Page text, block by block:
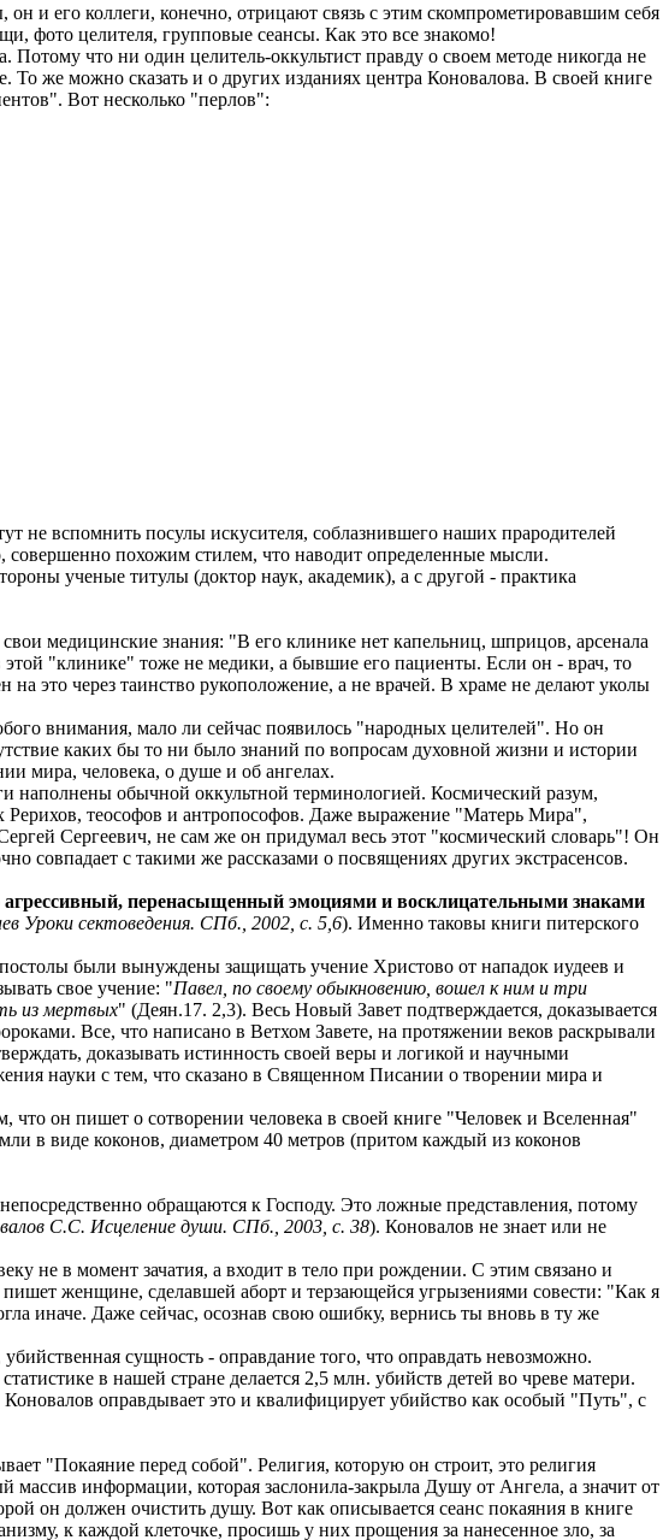
он и его коллеги, конечно, отрицают связь с этим скомпрометировавшим себя
фото целителя, групповые сеансы. Как это все знакомо!
что ни один целитель-оккультист правду о своем методе никогда не
же можно сказать и о других изданиях центра Коновалова. В своей книге
Вот несколько "перлов":
не вспомнить посулы искусителя, соблазнившего наших прародителей
похожим стилем, что наводит определенные мысли.
ученые титулы (доктор наук, академик), а с другой - практика
медицинские знания: "В его клинике нет капельниц, шприцов, арсенала
этой "клинике" тоже не медики, а бывшие его пациенты. Если он - врач, то
это через таинство рукоположение, а не врачей. В храме не делают уколы
внимания, мало ли сейчас появилось "народных целителей". Но он
каких бы то ни было знаний по вопросам духовной жизни и истории
мира, человека, о душе и об ангелах.
наполнены обычной оккультной терминологией. Космический разум,
Рерихов, теософов и антропософов. Даже выражение "Матерь Мира",
Сергеевич, не сам же он придумал весь этот "космический словарь"! Он
совпадает с такими же рассказами о посвящениях других экстрасенсов.
перенасыщенный эмоциями и восклицательными знаками
Уроки сектоведения. СПб., 2002, с. 5,6). Именно таковы книги питерского
были вынуждены защищать учение Христово от нападок иудеев и
свое учение: "Павел, по своему обыкновению, вошел к ним и три
из мертвых" (Деян.17. 2,3). Весь Новый Завет подтверждается, доказывается
Все, что написано в Ветхом Завете, на протяжении веков раскрывали
доказывать истинность своей веры и логикой и научными
науки с тем, что сказано в Священном Писании о творении мира и
он пишет о сотворении человека в своей книге "Человек и Вселенная"
в виде коконов, диаметром 40 метров (притом каждый из коконов
обращаются к Господу. Это ложные представления, потому
С.С. Исцеление души. СПб., 2003, с. 38). Коновалов не знает или не
не в момент зачатия, а входит в тело при рождении. С этим связано и
женщине, сделавшей аборт и терзающейся угрызениями совести: "Как я
иначе. Даже сейчас, осознав свою ошибку, вернись ты вновь в ту же
сущность - оправдание того, что оправдать невозможно.
в нашей стране делается 2,5 млн. убийств детей во чреве матери.
оправдывает это и квалифицирует убийство как особый "Путь", с
"Покаяние перед собой". Религия, которую он строит, это религия
информации, которая заслонила-закрыла Душу от Ангела, а значит от
он должен очистить душу. Вот как описывается сеанс покаяния в книге
к каждой клеточке, просишь у них прощения за нанесенное зло, за